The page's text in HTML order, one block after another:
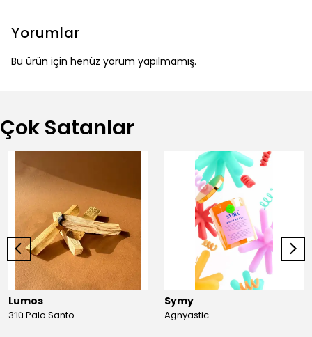
Yorumlar
Bu ürün için henüz yorum yapılmamış.
Çok Satanlar
Lumos
3’lü Palo Santo
Symy
Agnyastic